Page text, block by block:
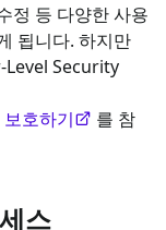
정 등 다양한 사용
됩니다. 하지만
Level Security
호하기
를 참
스